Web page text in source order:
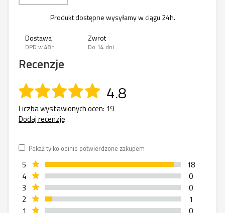
Produkt dostępne wysyłamy w ciągu 24h.
Dostawa
DPD w 48h
Zwrot
Do 14 dni
Recenzje
4.8
Liczba wystawionych ocen: 19
Dodaj recenzję
Pokaż tylko opinie potwierdzone zakupem
5
18
4
0
3
0
2
1